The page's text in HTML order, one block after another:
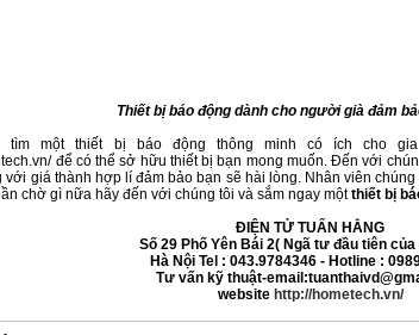
Thiết bị báo động dành cho người già đảm
tìm một thiết bị báo động thông minh có ích cho
để có thể sở hữu thiết bị bạn mong muốn. Đến với
với giá thành hợp lí đảm bảo bạn sẽ hài lòng. Nhân viên
chờ gì nữa hãy đến với chúng tôi và sắm ngay một thiết bị
ĐIỆN TỬ TUẤN HẰNG
Số 29 Phố Yên Bái 2( Ngã tư đầu tiên
Hà Nội Tel : 043.9784346 - Hotline :
Tư vấn kỹ thuật-
website http://hometech.vn/